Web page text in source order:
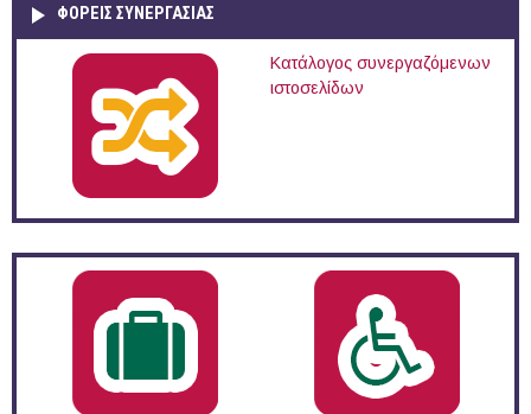
ΦΟΡΕΙΣ ΣΥΝΕΡΓΑΣΙΑΣ
Κατάλογος συνεργαζόμενων
ιστοσελίδων